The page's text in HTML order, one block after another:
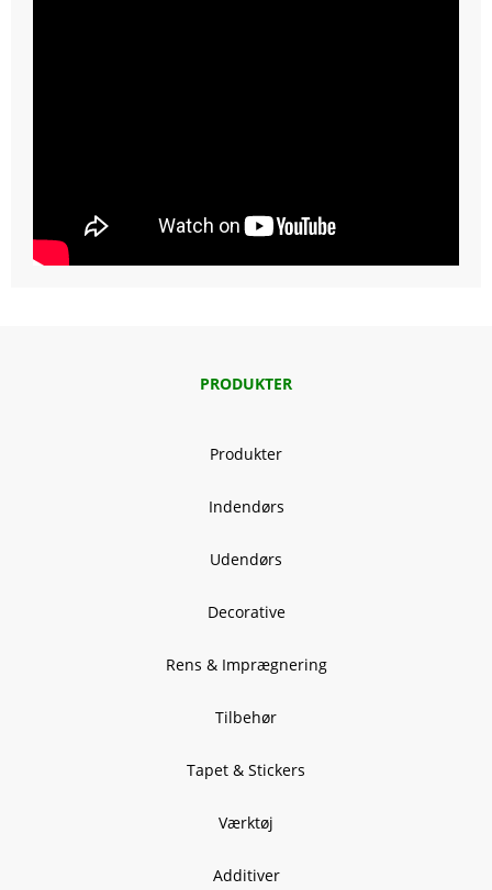
PRODUKTER
Produkter
Indendørs
Udendørs
Decorative
Rens & Imprægnering
Tilbehør
Tapet & Stickers
Værktøj
Additiver